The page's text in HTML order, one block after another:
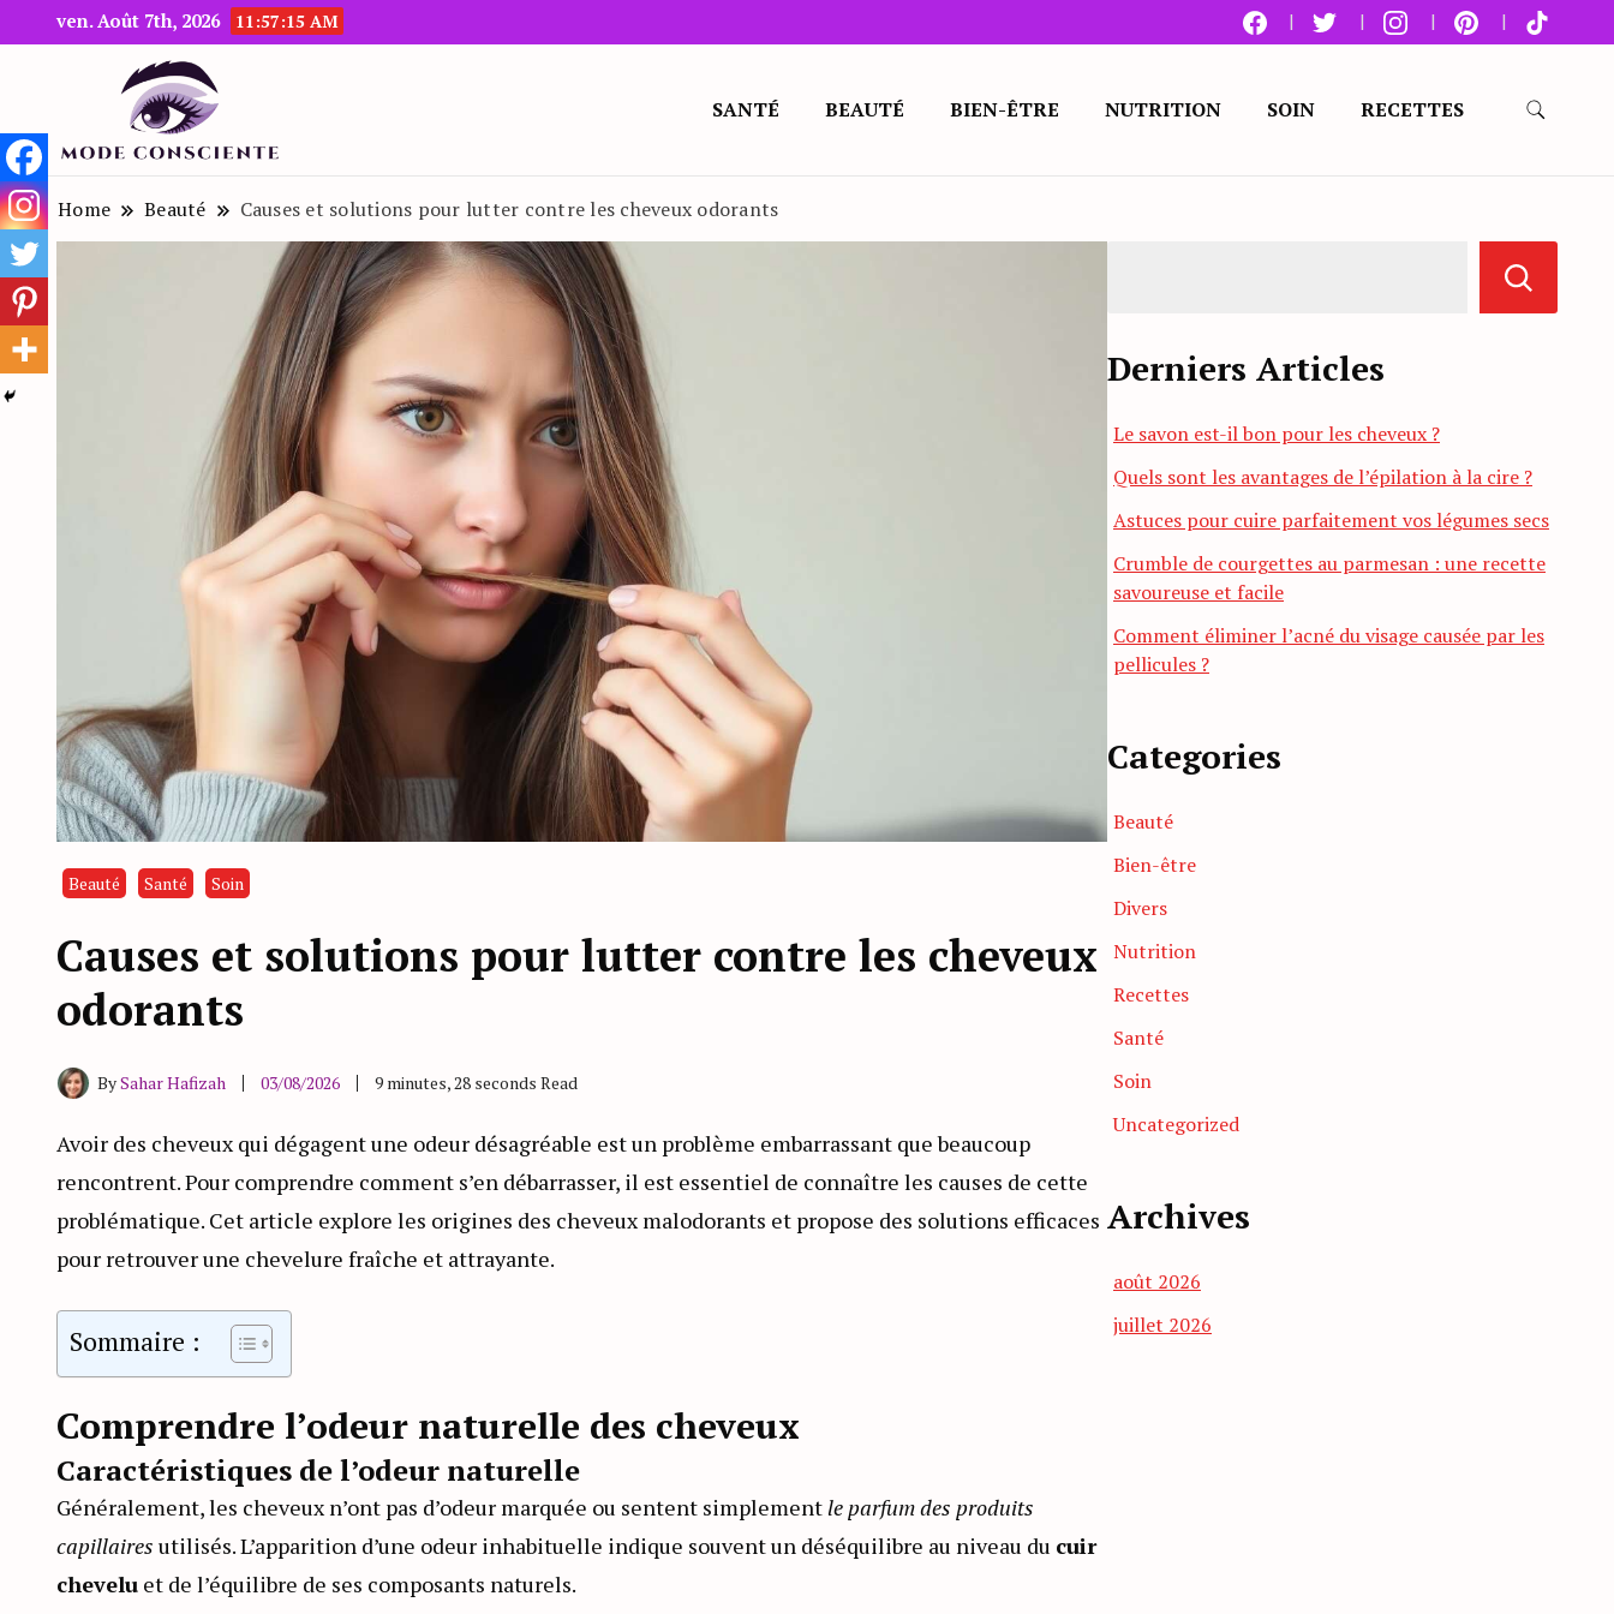
ven. Août 7th, 2026 11:57:16 AM
SANTÉ BEAUTÉ BIEN-ÊTRE NUTRITION SOIN RECETTES
Home Beauté Causes et solutions pour lutter contre les cheveux odorants
Beauté Santé Soin
Causes et solutions pour lutter contre les cheveux
odorants
BySahar Hafizah 03/08/2026 9 minutes, 28 seconds Read
Avoir des cheveux qui dégagent une odeur désagréable est un problème embarrassant que beaucoup
rencontrent. Pour comprendre comment s’en débarrasser, il est essentiel de connaître les causes de cette
problématique. Cet article explore les origines des cheveux malodorants et propose des solutions efficaces
pour retrouver une chevelure fraîche et attrayante.
Sommaire :
Comprendre l’odeur naturelle des cheveux
Caractéristiques de l’odeur naturelle
Généralement, les cheveux n’ont pas d’odeur marquée ou sentent simplement le parfum des produits
capillaires utilisés. L’apparition d’une odeur inhabituelle indique souvent un déséquilibre au niveau du cuir
chevelu et de l’équilibre de ses composants naturels.
Derniers Articles
Le savon est-il bon pour les cheveux ?
Quels sont les avantages de l’épilation à la cire ?
Astuces pour cuire parfaitement vos légumes secs
Crumble de courgettes au parmesan : une recette
savoureuse et facile
Comment éliminer l’acné du visage causée par les
pellicules ?
Categories
Beauté
Bien-être
Divers
Nutrition
Recettes
Santé
Soin
Uncategorized
Archives
août 2026
juillet 2026